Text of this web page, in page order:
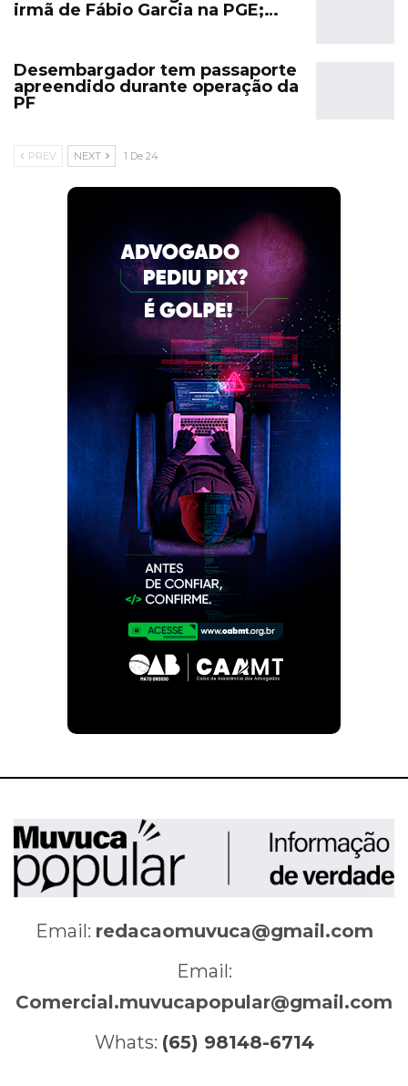
irmã de Fábio Garcia na PGE;…
Desembargador tem passaporte
apreendido durante operação da
PF
PREV NEXT 1 De 24
Email: redacaomuvuca@gmail.com
Email:
Comercial.muvucapopular@gmail.com
Whats: (65) 98148-6714